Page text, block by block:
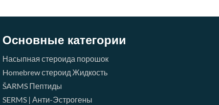
Основные категории
Насыпная стероида порошок
Homebrew стероид Жидкость
ŠARMS Пептиды
SERMS | Анти-Эстрогены